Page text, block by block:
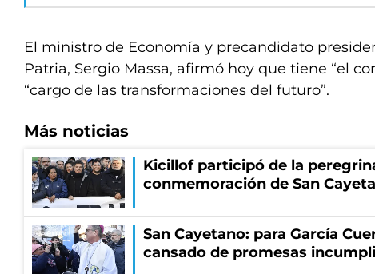
El ministro de Economía y precandidato
Patria, Sergio Massa, afirmó hoy que tiene “el
“cargo de las transformaciones del futuro”.
Más noticias
Kicillof participó de la
conmemoración de San
San Cayetano: para García
cansado de promesas